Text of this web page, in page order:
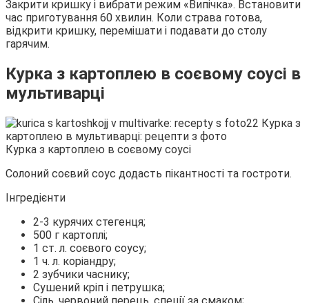
Закрити кришку і вибрати режим «Випічка». Встановити
час приготування 60 хвилин. Коли страва готова,
відкрити кришку, перемішати і подавати до столу
гарячим.
Курка з картоплею в соєвому соусі в
мультиварці
Курка з картоплею в соєвому соусі
Солоний соєвий соус додасть пікантності та гостроти.
Інгредієнти
2-3 курячих стегенця;
500 г картоплі;
1 ст. л. соєвого соусу;
1 ч. л. коріандру;
2 зубчики часнику;
Сушений кріп і петрушка;